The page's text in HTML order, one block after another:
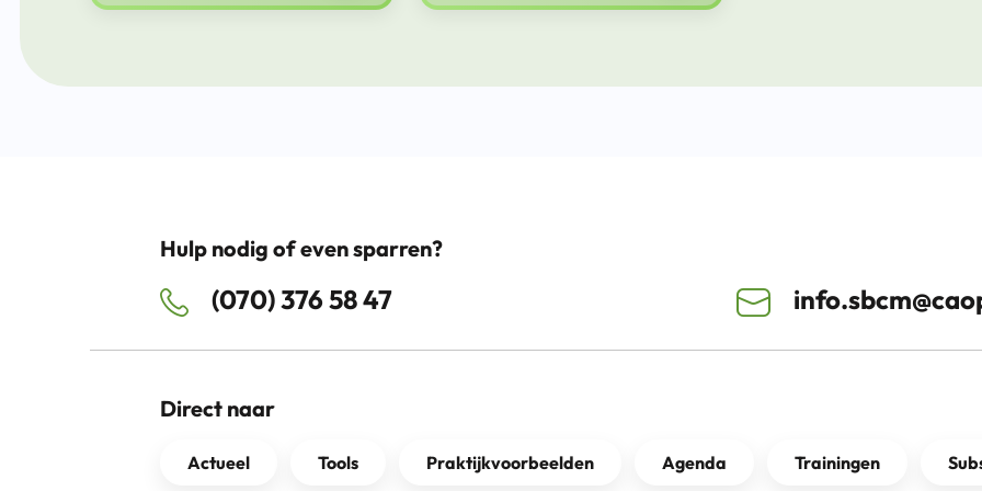
Hulp nodig of even sparren?
(070) 376 58 47
Direct naar
Actueel Tools Praktijkvoorbeelden Agenda Trainingen